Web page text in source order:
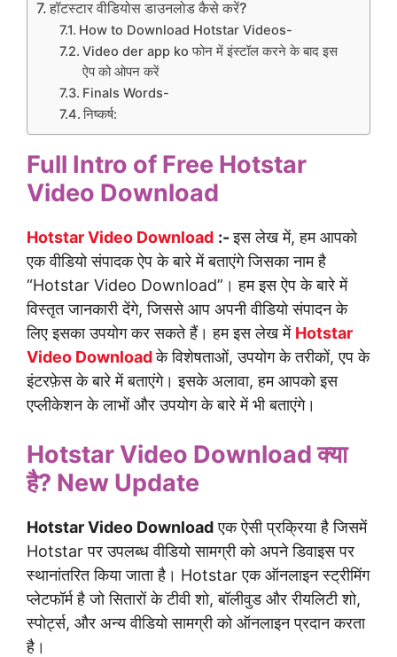
हॉटस्टार वीडियोस डाउनलोड कैसे करें?
How to Download Hotstar Videos-
Video der app ko फोन में इंस्टॉल करने के बाद इस
ऐप को ओपन करें
Finals Words-
निष्कर्ष:
Full Intro of Free Hotstar
Video Download
Hotstar Video Download :-इस लेख में, हम आपको
एक वीडियो संपादक ऐप के बारे में बताएंगे जिसका नाम है
“Hotstar Video Download”। हम इस ऐप के बारे में
विस्तृत जानकारी देंगे, जिससे आप अपनी वीडियो संपादन के
लिए इसका उपयोग कर सकते हैं। हम इस लेख में Hotstar
Video Downloadके विशेषताओं, उपयोग के तरीकों, एप के
इंटरफ़ेस के बारे में बताएंगे। इसके अलावा, हम आपको इस
एप्लीकेशन के लाभों और उपयोग के बारे में भी बताएंगे।
Hotstar Video Download क्या
है? New Update
Hotstar Video Downloadएक ऐसी प्रक्रिया है जिसमें
Hotstar पर उपलब्ध वीडियो सामग्री को अपने डिवाइस पर
स्थानांतरित किया जाता है। Hotstar एक ऑनलाइन स्ट्रीमिंग
प्लेटफॉर्म है जो सितारों के टीवी शो, बॉलीवुड और रीयलिटी शो,
स्पोर्ट्स, और अन्य वीडियो सामग्री को ऑनलाइन प्रदान करता
है।